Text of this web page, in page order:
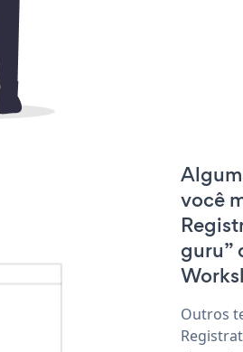
você
guru”
Outros